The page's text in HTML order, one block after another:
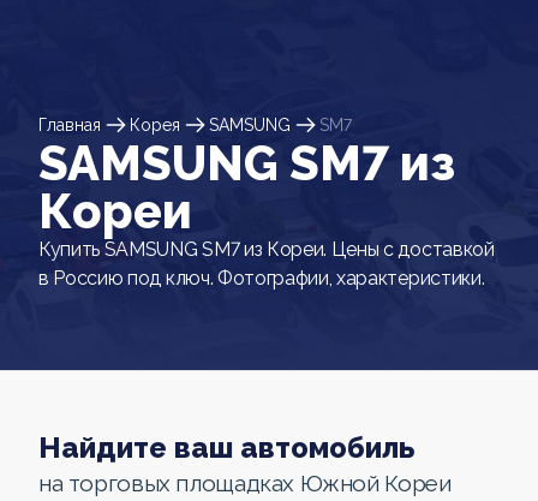
Главная Корея SAMSUNG SM7
SAMSUNG SM7 из
Кореи
Купить SAMSUNG SM7 из Кореи. Цены с доставкой
в Россию под ключ. Фотографии, характеристики.
Найдите ваш автомобиль
на торговых площадках Южной Кореи